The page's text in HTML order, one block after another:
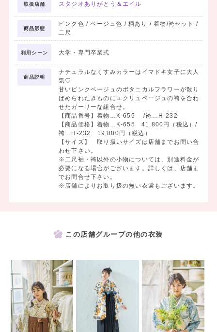
取扱店舗 スタジオありがとう＆エイル
商品形態
ピンク色 / ベージュ色 / 柄あり / 着物/袴セット /
二尺
利用シーン 大学・専門卒業式
商品説明
ナチュラルなくすみカラーはイマドキ女子に大人
気♡
甘いピンクベージュのボタニカルフラワーが散り
ばめられたきものにエクリュベージュの袴を合わ
せたガーリーな組合せ。
【商品番号】着物…K-655 /袴…H-232
【商品価格】着物…K-655 41,800円（税込）/
袴…H-232 19,800円（税込）
【サイズ】 取り扱いサイズは店舗までお問い合
わせ下さい。
※二尺袖・袴以外の小物については、別途料金が
必要になる場合がございます。詳しくは、店舗ま
でお問合せ下さい。
※店舗によりお取り扱の無い衣裳もございます。
この店舗グループの他の衣装